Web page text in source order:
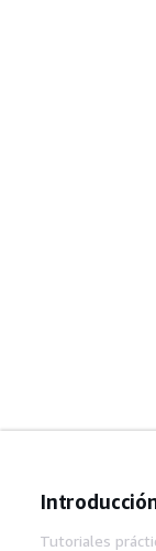
Tutoriales